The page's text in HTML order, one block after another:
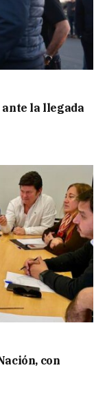
la llegada
con